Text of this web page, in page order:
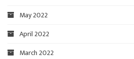
May 2022
April 2022
March 2022